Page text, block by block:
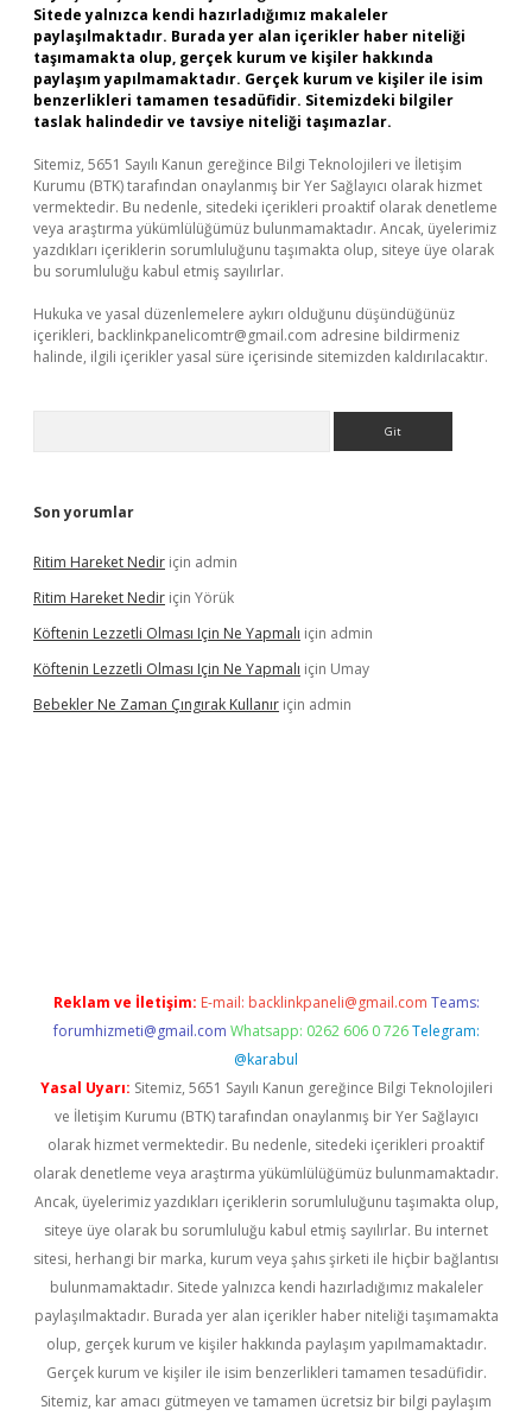
Sitede yalnızca kendi hazırladığımız makaleler
paylaşılmaktadır. Burada yer alan içerikler haber niteliği
taşımamakta olup, gerçek kurum ve kişiler hakkında
paylaşım yapılmamaktadır. Gerçek kurum ve kişiler ile isim
benzerlikleri tamamen tesadüfidir. Sitemizdeki bilgiler
taslak halindedir ve tavsiye niteliği taşımazlar.
Sitemiz, 5651 Sayılı Kanun gereğince Bilgi Teknolojileri ve İletişim
Kurumu (BTK) tarafından onaylanmış bir Yer Sağlayıcı olarak hizmet
vermektedir. Bu nedenle, sitedeki içerikleri proaktif olarak denetleme
veya araştırma yükümlülüğümüz bulunmamaktadır. Ancak, üyelerimiz
yazdıkları içeriklerin sorumluluğunu taşımakta olup, siteye üye olarak
bu sorumluluğu kabul etmiş sayılırlar.
Hukuka ve yasal düzenlemelere aykırı olduğunu düşündüğünüz
içerikleri, backlinkpanelicomtr@gmail.com adresine bildirmeniz
halinde, ilgili içerikler yasal süre içerisinde sitemizden kaldırılacaktır.
Son yorumlar
Ritim Hareket Nedir için admin
Ritim Hareket Nedir için Yörük
Köftenin Lezzetli Olması Için Ne Yapmalı için admin
Köftenin Lezzetli Olması Için Ne Yapmalı için Umay
Bebekler Ne Zaman Çıngırak Kullanır için admin
Reklam ve İletişim: E-mail: backlinkpaneli@gmail.com Teams:
forumhizmeti@gmail.com Whatsapp: 0262 606 0 726 Telegram:
@karabul
Yasal Uyarı: Sitemiz, 5651 Sayılı Kanun gereğince Bilgi Teknolojileri
ve İletişim Kurumu (BTK) tarafından onaylanmış bir Yer Sağlayıcı
olarak hizmet vermektedir. Bu nedenle, sitedeki içerikleri proaktif
olarak denetleme veya araştırma yükümlülüğümüz bulunmamaktadır.
Ancak, üyelerimiz yazdıkları içeriklerin sorumluluğunu taşımakta olup,
siteye üye olarak bu sorumluluğu kabul etmiş sayılırlar. Bu internet
sitesi, herhangi bir marka, kurum veya şahıs şirketi ile hiçbir bağlantısı
bulunmamaktadır. Sitede yalnızca kendi hazırladığımız makaleler
paylaşılmaktadır. Burada yer alan içerikler haber niteliği taşımamakta
olup, gerçek kurum ve kişiler hakkında paylaşım yapılmamaktadır.
Gerçek kurum ve kişiler ile isim benzerlikleri tamamen tesadüfidir.
Sitemiz, kar amacı gütmeyen ve tamamen ücretsiz bir bilgi paylaşım